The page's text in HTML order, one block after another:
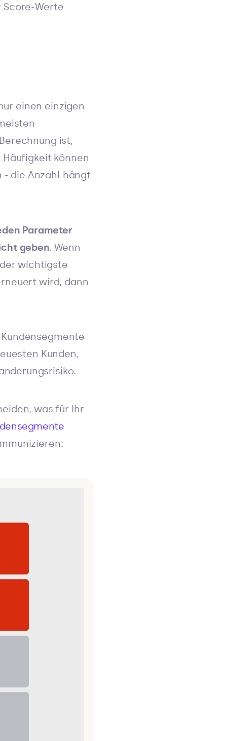
Score-Werte
einen einzigen
ist,
können
- die Anzahl hängt
Parameter
geben. Wenn
wichtigste
wird, dann
Kunden,
was für Ihr